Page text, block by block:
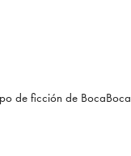
de ficción de BocaBoca